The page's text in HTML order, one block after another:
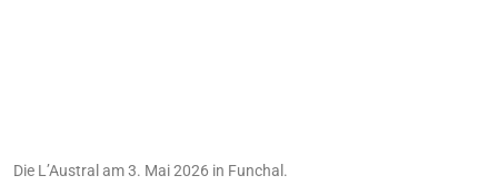
Die L’Austral am 3. Mai 2026 in Funchal.